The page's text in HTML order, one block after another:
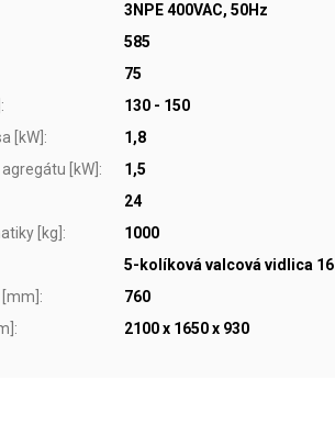
3NPE 400VAC, 50Hz
585
75
:
130 - 150
[kW] :
1,8
[kW] :
1,5
24
[kg] :
1000
5-kolíková valcová vidlica 16
:
760
: 2100 x 1650 x 930